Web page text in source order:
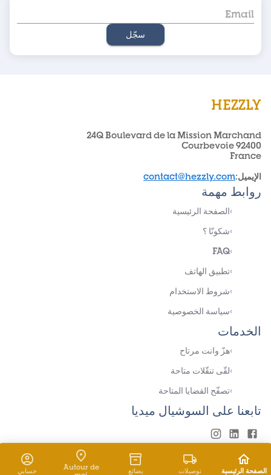
سجّل
HEZZLY
24Q Boulevard de la Mission Marchand
92400 Courbevoie
France
الإيميل:
contact@hezzly.com
روابط مهمة
›الصفحة الرئيسية
›شكونّا ؟
›
FAQ
›تطبيق الهاتف
›شروط الاستخدام
›سياسة الخصوصية
الخدمات
›هزّ وانت مرتاح
›لقّى تنقّلات متاحة
›تصفّح القضايا المتاحة
تابعنا على السوشيال ميديا
© حقوق النشر كل الحقوق محفوظة
الصفحة الرئيسية توصيلات بضائع
Autour de
حسابي